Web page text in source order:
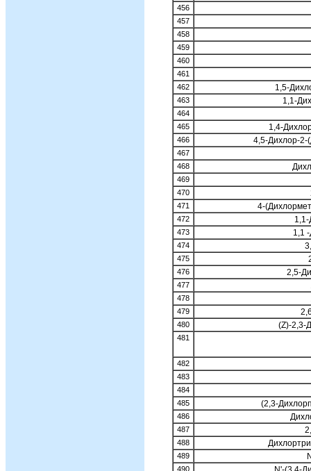
456
457
458
459
460
461
462
1,5-
463 1,1-
464
465
1,4-
466 4,5-Дихлор-2-
467
468
469
470
471 4-
472
473 1,1
474
475
476 2,5-
477
478
479
480 (Z)-2,3-
481
482
483
484
485
(2,3-
486
487
488
489
490